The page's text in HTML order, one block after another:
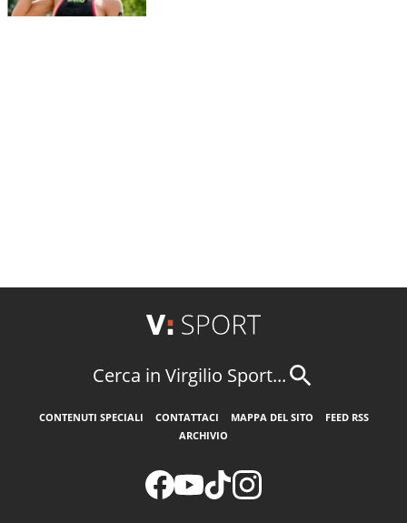
Cerca in Virgilio Sport...
CONTENUTI SPECIALI CONTATTACI MAPPA DEL SITO
FEED RSS
ARCHIVIO